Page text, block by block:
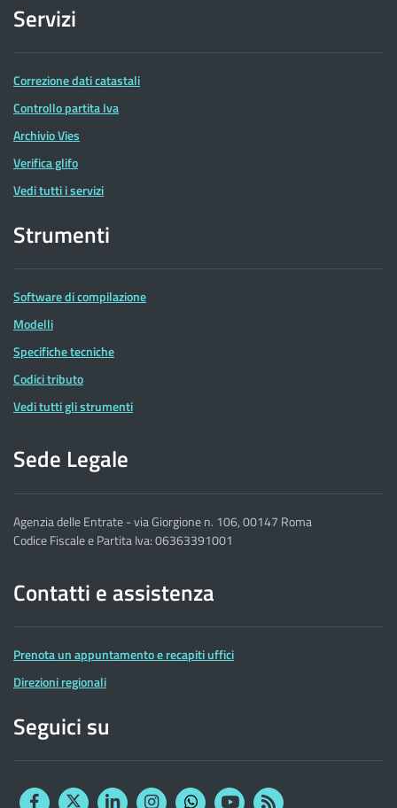
Servizi
Correzione dati catastali
Controllo partita Iva
Archivio Vies
Verifica glifo
Vedi tutti i servizi
Strumenti
Software di compilazione
Modelli
Specifiche tecniche
Codici tributo
Vedi tutti gli strumenti
Sede Legale
Agenzia delle Entrate - via Giorgione n. 106, 00147 Roma
Codice Fiscale e Partita Iva: 06363391001
Contatti e assistenza
Prenota un appuntamento e recapiti uffici
Direzioni regionali
Seguici su
FacebookTwitterLinkedinInstagram YouTubeRSS